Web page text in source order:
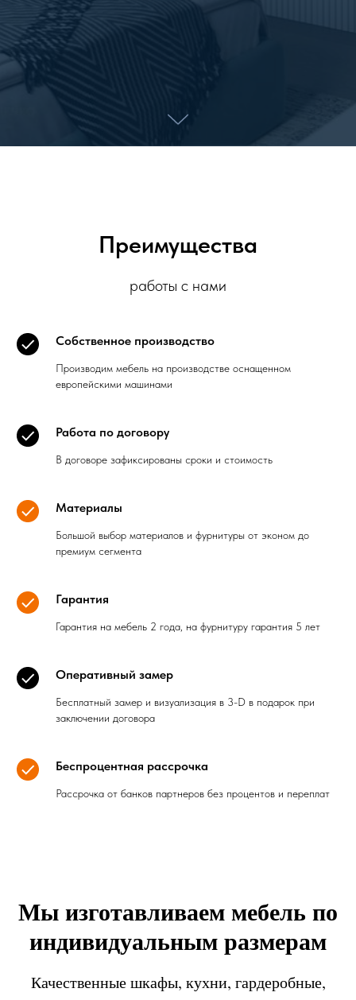
Преимущества
работы с нами
Собственное производство
Производим мебель на производстве оснащенном
европейскими машинами
Работа по договору
В договоре зафиксированы сроки и стоимость
Материалы
Большой выбор материалов и фурнитуры от эконом до
премиум сегмента
Гарантия
Гарантия на мебель 2 года, на фурнитуру гарантия 5 лет
Оперативный замер
Бесплатный замер и визуализация в 3-D в подарок при
заключении договора
Беспроцентная рассрочка
Рассрочка от банков партнеров без процентов и переплат
Мы изготавливаем мебель по
индивидуальным размерам
Качественные шкафы, кухни, гардеробные,